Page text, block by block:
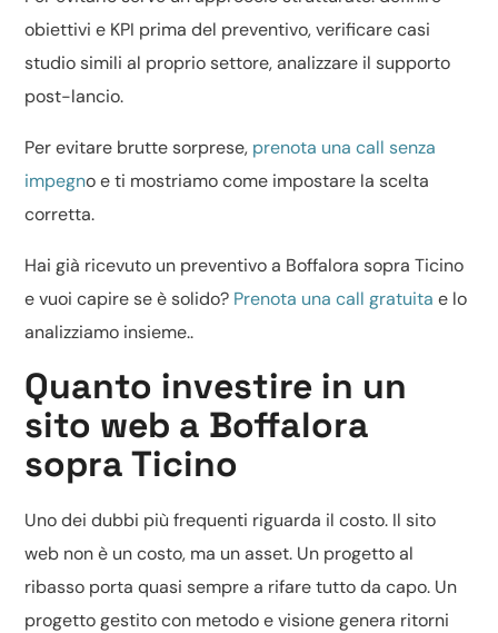
obiettivi e KPI prima del preventivo, verificare casi
studio simili al proprio settore, analizzare il supporto
post-lancio.
Per evitare brutte sorprese, prenota una call senza
impegno e ti mostriamo come impostare la scelta
corretta.
Hai già ricevuto un preventivo a Boffalora sopra Ticino
e vuoi capire se è solido? Prenota una call gratuita e lo
analizziamo insieme..
Quanto investire in un
sito web a Boffalora
sopra Ticino
Uno dei dubbi più frequenti riguarda il costo. Il sito
web non è un costo, ma un asset. Un progetto al
ribasso porta quasi sempre a rifare tutto da capo. Un
progetto gestito con metodo e visione genera ritorni